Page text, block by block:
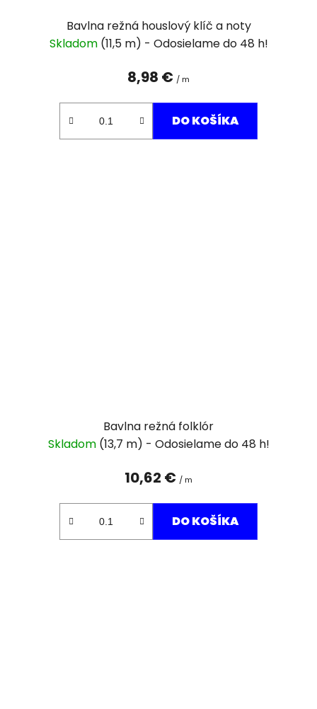
Bavlna režná houslový klíč a noty
Skladom (11,5 m)
8,98 € / m
DO KOŠÍKA
Bavlna režná folklór
Skladom (13,7 m)
10,62 € / m
DO KOŠÍKA